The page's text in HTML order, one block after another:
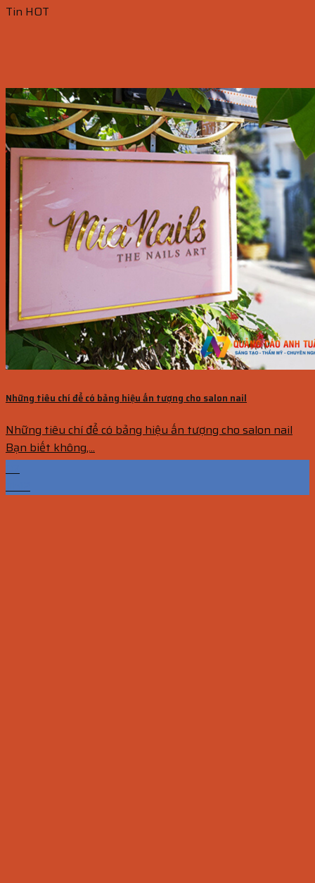
Tin HOT
Những tiêu chí để có bảng hiệu ấn tượng cho salon nail
Những tiêu chí để có bảng hiệu ấn tượng cho salon nail
Bạn biết không,...